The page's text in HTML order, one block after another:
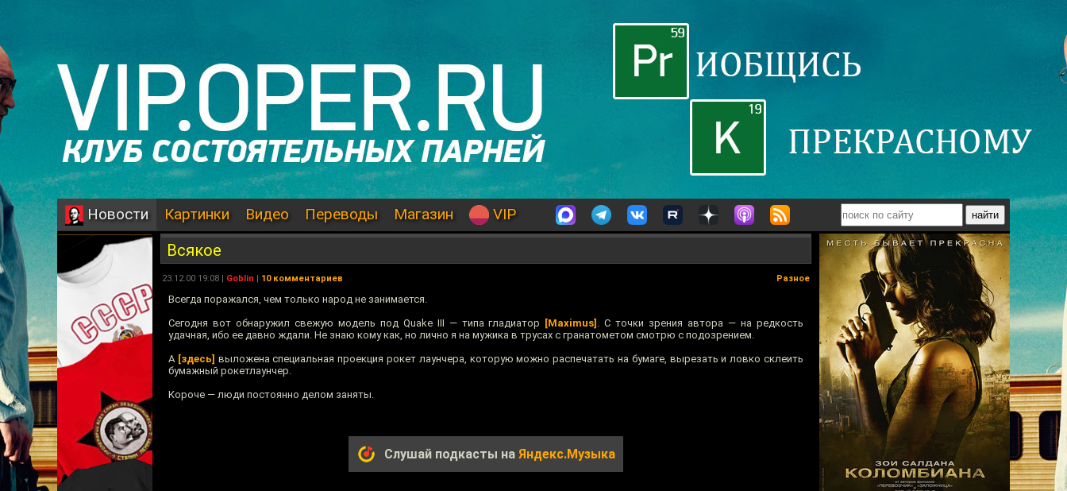
Новости Картинки Видео Переводы Магазин VIP
Всякое
23.12.00 19:08 | Goblin | 10 комментариев Разное
Всегда поражался, чем только народ не занимается.
Сегодня вот обнаружил свежую модель под Quake III — типа гладиатор [Maximus] . С точки зрения автора — на редкость
удачная, ибо ее давно ждали. Не знаю кому как, но лично я на мужика в трусах с гранатометом смотрю с подозрением.
А [здесь] выложена специальная проекция рокет лаунчера, которую можно распечатать на бумаге, вырезать и ловко склеить
бумажный рокетлаунчер.
Короче — люди постоянно делом заняты.
Слушай подкасты на Яндекс.Музыка